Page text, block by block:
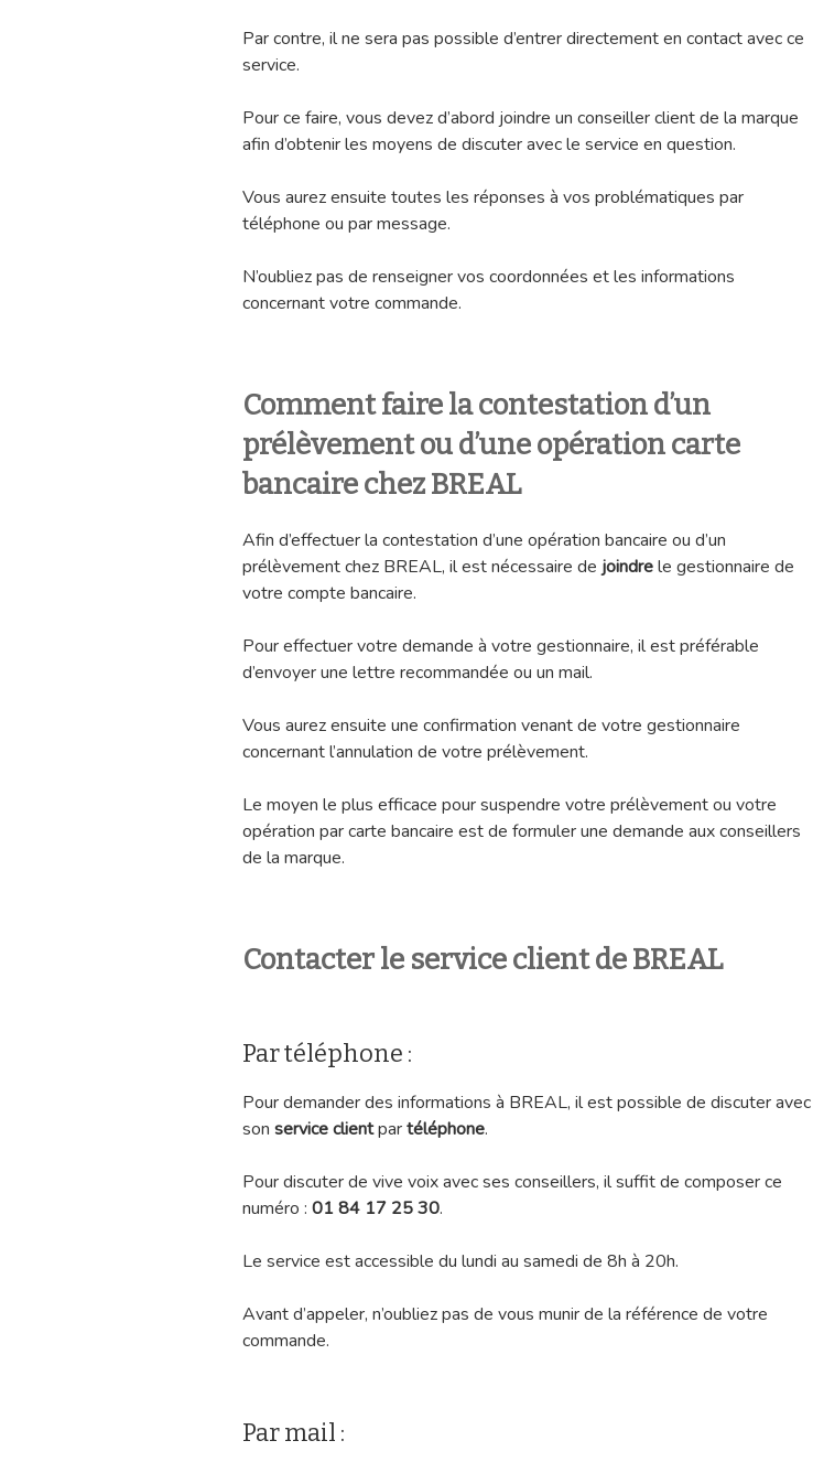
Par contre, il ne sera pas possible d’entrer directement en contact avec ce
service.
Pour ce faire, vous devez d’abord joindre un conseiller client de la marque
afin d’obtenir les moyens de discuter avec le service en question.
Vous aurez ensuite toutes les réponses à vos problématiques par
téléphone ou par message.
N’oubliez pas de renseigner vos coordonnées et les informations
concernant votre commande.
Comment faire la contestation d’un
prélèvement ou d’une opération carte
bancaire chez BREAL
Afin d’effectuer la contestation d’une opération bancaire ou d’un
prélèvement chez BREAL, il est nécessaire de joindrele gestionnaire de
votre compte bancaire.
Pour effectuer votre demande à votre gestionnaire, il est préférable
d’envoyer une lettre recommandée ou un mail.
Vous aurez ensuite une confirmation venant de votre gestionnaire
concernant l’annulation de votre prélèvement.
Le moyen le plus efficace pour suspendre votre prélèvement ou votre
opération par carte bancaire est de formuler une demande aux conseillers
de la marque.
Contacter le service client de BREAL
Par téléphone :
Pour demander des informations à BREAL, il est possible de discuter avec
son service clientpartéléphone.
Pour discuter de vive voix avec ses conseillers, il suffit de composer ce
numéro : 01 84 17 25 30.
Le service est accessible du lundi au samedi de 8h à 20h.
Avant d’appeler, n’oubliez pas de vous munir de la référence de votre
commande.
Par mail :